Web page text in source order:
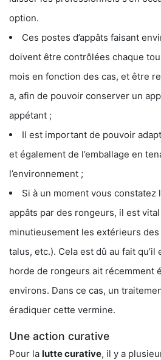
option.
Ces postes d’appâts faisant
doivent être contrôlées chaque
mois en fonction des cas, et être
a, afin de pouvoir conserver un
appétant ;
Il est important de pouvoir
et également de l’emballage en
l’environnement ;
Si à un moment vous constatez
appâts par des rongeurs, il est
minutieusement les extérieurs
talus, etc.). Cela est dû au fait qu’il
horde de rongeurs ait récemment
environs. Dans ce cas, un
éradiquer cette vermine.
Une action curative
Pour la lutte curative, il y a